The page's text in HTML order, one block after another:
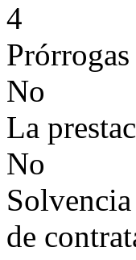
4
Prórrogas
No
La
No
de